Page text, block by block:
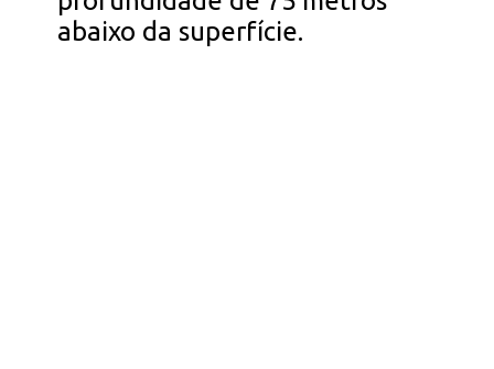
abaixo da superfície.